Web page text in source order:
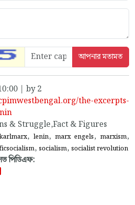
| by 2
the-excerpts-
& Struggle,Fact & Figures
, lenin, marx engels, marxism,
, socialism, socialist revolution
পিডিএফ: